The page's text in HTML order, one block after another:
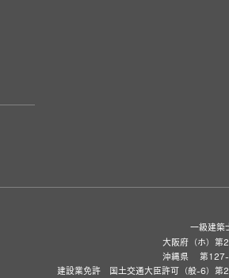
一級建築
大阪府（ホ）第
沖縄県 第
建設業免許 国土交通大臣許可（般-6）第